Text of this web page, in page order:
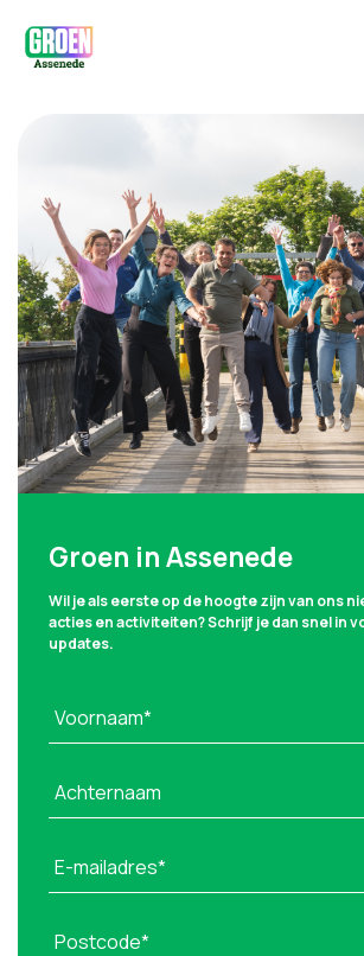
Groen in Assenede
Wil je als eerste op de hoogte zijn van ons
acties en activiteiten? Schrijf je dan snel in
updates.
Voornaam*
Achternaam
E-mailadres*
Postcode*